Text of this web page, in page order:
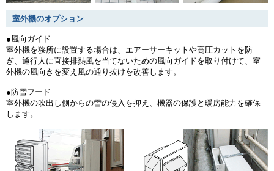
室外機のオプション
●風向ガイド
室外機を狭所に設置する場合は、エアーサーキットや高圧カットを防
ぎ、通行人に直接排熱風を当てないための風向ガイドを取り付けて、室
外機の風向きを変え風の通り抜けを改善します。
●防雪フード
室外機の吹出し側からの雪の侵入を抑え、機器の保護と暖房能力を確保
します。